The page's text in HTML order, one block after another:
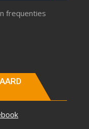
frequenties